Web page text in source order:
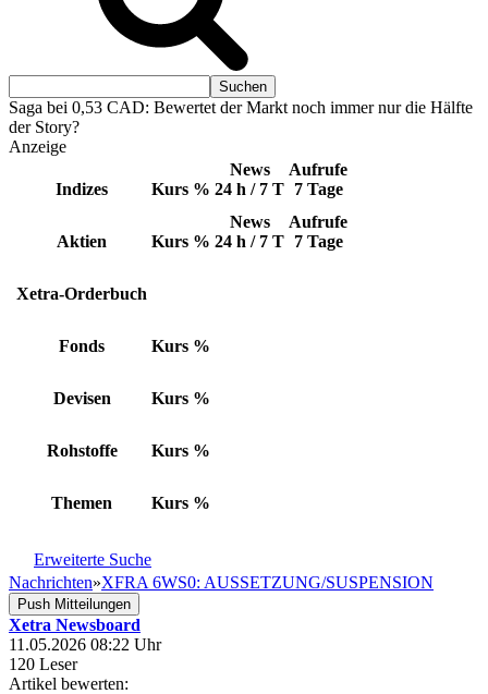
Saga bei 0,53 CAD: Bewertet der Markt noch immer nur die Hälfte
der Story?
Anzeige
Indizes Kurs %
News
24 h / 7 T
Aufrufe
7 Tage
Aktien Kurs %
News
24 h / 7 T
Aufrufe
7 Tage
Xetra-Orderbuch
Fonds Kurs %
Devisen Kurs %
Rohstoffe Kurs %
Themen Kurs %
Erweiterte Suche
Nachrichten»XFRA 6WS0: AUSSETZUNG/SUSPENSION
Push Mitteilungen
Xetra Newsboard
11.05.2026 08:22 Uhr
120 Leser
Artikel bewerten: